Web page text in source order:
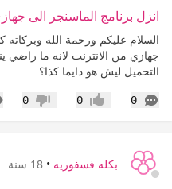
انزل برنامج الماسنجر الى
السلام عليكم ورحمة الله
جهازي من الانترنت لانه ما
التحميل ليش هو دايما كذا؟
0
التعليقات إعجاب0 عدم إعجاب
0
بكله فسفوريه • 18 سنة